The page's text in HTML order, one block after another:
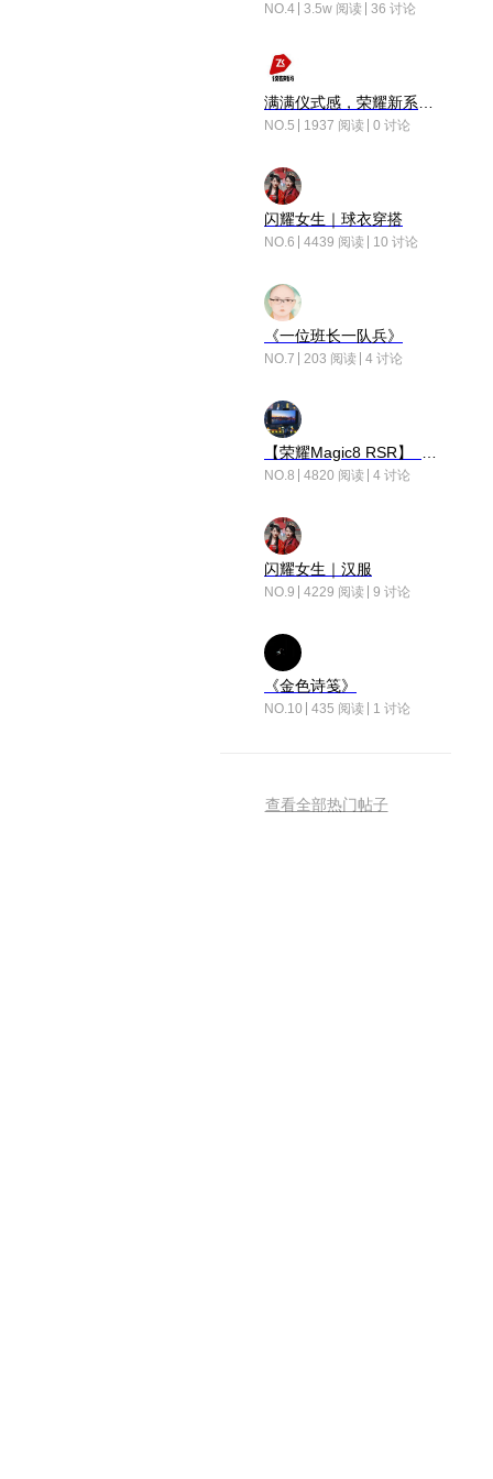
NO.4 3.5w 阅读 36 讨论
NO.5 1937 阅读 0 讨论
闪耀女生｜球衣穿搭
NO.6 4439 阅读 10 讨论
《一位班长一队兵》
NO.7 203 阅读 4 讨论
NO.8 4820 阅读 4 讨论
闪耀女生｜汉服
NO.9 4229 阅读 9 讨论
《金色诗笺》
NO.10 435 阅读 1 讨论
查看全部热门帖子